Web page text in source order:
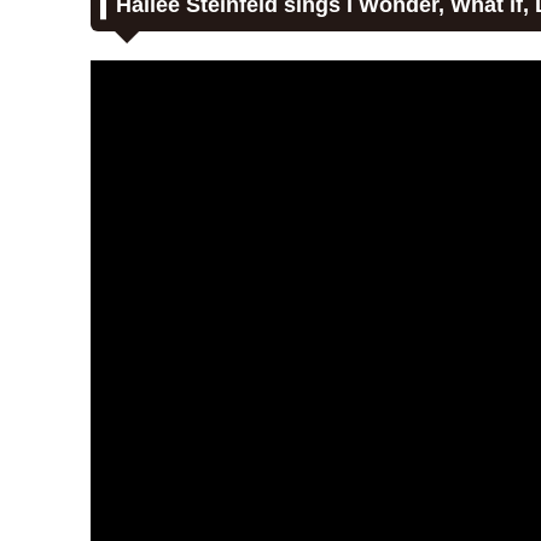
Hailee Steinfeld sings I Wonder, What if,